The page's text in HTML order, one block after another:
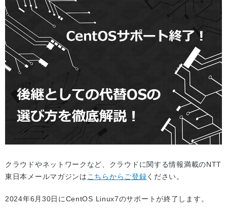
クラウドやネットワークなど、クラウドに関する情報満載のNTT
東日本メールマガジンは こちらからご登録ください。
2024年6月30日にCentOS Linux7のサポートが終了します。